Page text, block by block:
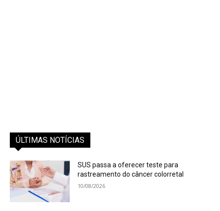
ÚLTIMAS NOTÍCIAS
SUS passa a oferecer teste para
rastreamento do câncer colorretal
10/08/2026